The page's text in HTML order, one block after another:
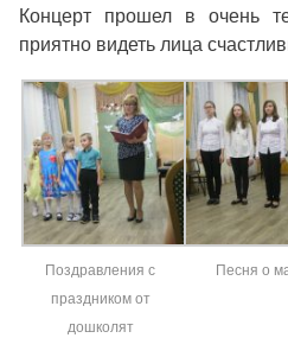
Концерт прошел в очень
приятно видеть лица
Поздравления с
праздником от
дошколят
Песня о